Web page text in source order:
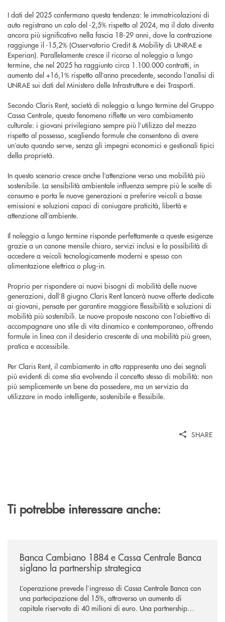
I dati del 2025 confermano questa tendenza: le immatricolazioni di
auto registrano un calo del -2,5% rispetto al 2024, ma il dato diventa
ancora più significativo nella fascia 18-29 anni, dove la contrazione
raggiunge il -15,2% (Osservatorio Credit & Mobility di UNRAE e
Experian). Parallelamente cresce il ricorso al noleggio a lungo
termine, che nel 2025 ha raggiunto circa 1.100.000 contratti, in
aumento del +16,1% rispetto all’anno precedente, secondo l’analisi di
UNRAE sui dati del Ministero delle Infrastrutture e dei Trasporti.
Secondo Claris Rent, società di noleggio a lungo termine del Gruppo
Cassa Centrale, questo fenomeno riflette un vero cambiamento
culturale: i giovani privilegiano sempre più l’utilizzo del mezzo
rispetto al possesso, scegliendo formule che consentono di avere
un’auto quando serve, senza gli impegni economici e gestionali tipici
della proprietà.
In questo scenario cresce anche l’attenzione verso una mobilità più
sostenibile. La sensibilità ambientale influenza sempre più le scelte di
consumo e porta le nuove generazioni a preferire veicoli a basse
emissioni e soluzioni capaci di coniugare praticità, libertà e
attenzione all’ambiente.
Il noleggio a lungo termine risponde perfettamente a queste esigenze
grazie a un canone mensile chiaro, servizi inclusi e la possibilità di
accedere a veicoli tecnologicamente moderni e spesso con
alimentazione elettrica o plug-in.
Proprio per rispondere ai nuovi bisogni di mobilità delle nuove
generazioni, dall’8 giugno Claris Rent lancerà nuove offerte dedicate
ai giovani, pensate per garantire maggiore flessibilità e soluzioni di
mobilità più sostenibili. Le nuove proposte nascono con l’obiettivo di
accompagnare uno stile di vita dinamico e contemporaneo, offrendo
formule in linea con il desiderio crescente di una mobilità più green,
pratica e accessibile.
Per Claris Rent, il cambiamento in atto rappresenta uno dei segnali
più evidenti di come stia evolvendo il concetto stesso di mobilità: non
più semplicemente un bene da possedere, ma un servizio da
utilizzare in modo intelligente, sostenibile e flessibile.
SHARE
Ti potrebbe interessare anche:
Banca Cambiano 1884 e Cassa Centrale Banca
siglano la partnership strategica
L’operazione prevede l’ingresso di Cassa Centrale Banca con
una partecipazione del 15%, attraverso un aumento di
capitale riservato di 40 milioni di euro. Una partnership